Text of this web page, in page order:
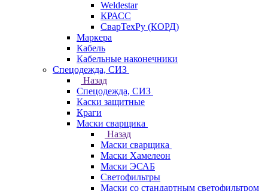
Weldestar
КРАСС
СварТехРу (КОРД)
Маркера
Кабель
Кабельные наконечники
Спецодежда, СИЗ
Назад
Спецодежда, СИЗ
Каски защитные
Краги
Маски сварщика
Назад
Маски сварщика
Маски Хамелеон
Маски ЭСАБ
Светофильтры
Маски со стандартным светофильтром